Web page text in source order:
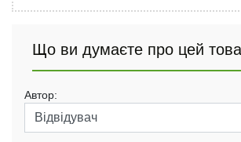
Що ви думаєте про цей
Автор: